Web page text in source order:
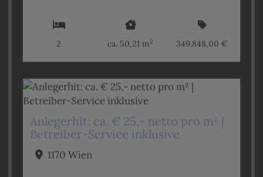
2 ca. 50,21 m2 349.848,00 €
Anlegerhit: ca. € 25,- netto pro m² |
Betreiber-Service inklusive
1170 Wien